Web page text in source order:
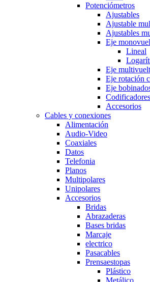
Potenciómetros
Ajustables
Ajustable
Ajustables
Eje
Lineal
Eje
Eje rotación
Eje
Codificadores
Accesorios
Cables y conexiones
Alimentación
Audio-Video
Coaxiales
Datos
Telefonia
Planos
Multipolares
Unipolares
Accesorios
Bridas
Abrazaderas
Bases bridas
Marcaje
electrico
Pasacables
Prensaestopas
Plástico
Metálico